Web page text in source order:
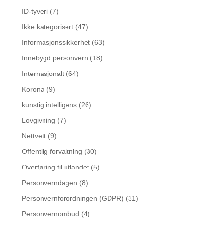
ID-tyveri(7)
Ikke kategorisert(47)
Informasjonssikkerhet(63)
Innebygd personvern (18)
Internasjonalt(64)
Korona (9)
kunstig intelligens(26)
Lovgivning (7)
Nettvett(9)
Offentlig forvaltning (30)
Overføring til utlandet(5)
Personverndagen (8)
Personvernforordningen (GDPR) (31)
Personvernombud (4)